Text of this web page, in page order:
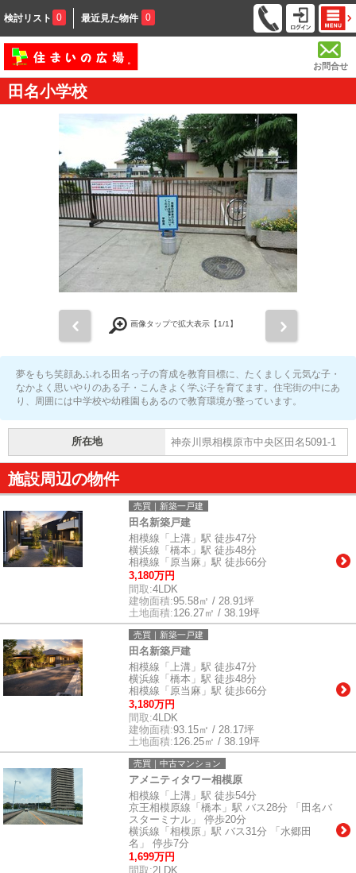
検討リスト 0 最近見た物件 0
お問合せ
田名小学校
画像タップで拡大表示【1/1】
夢をもち笑顔あふれる田名っ子の育成を教育目標に、たくましく元気な子・
なかよく思いやりのある子・こんきよく学ぶ子を育てます。住宅街の中にあ
り、周囲には中学校や幼稚園もあるので教育環境が整っています。
所在地 神奈川県相模原市中央区田名5091-1
施設周辺の物件
売買｜新築一戸建
田名新築戸建
相模線「上溝」駅 徒歩47分
横浜線「橋本」駅 徒歩48分
相模線「原当麻」駅 徒歩66分
3,180万円
間取:4LDK
建物面積:95.58㎡ / 28.91坪
土地面積:126.27㎡ / 38.19坪
売買｜新築一戸建
田名新築戸建
相模線「上溝」駅 徒歩47分
横浜線「橋本」駅 徒歩48分
相模線「原当麻」駅 徒歩66分
3,180万円
間取:4LDK
建物面積:93.15㎡ / 28.17坪
土地面積:126.25㎡ / 38.19坪
売買｜中古マンション
アメニティタワー相模原
相模線「上溝」駅 徒歩54分
京王相模原線「橋本」駅 バス28分 「田名バ
スターミナル」 停歩20分
横浜線「相模原」駅 バス31分 「水郷田
名」 停歩7分
1,699万円
間取:2LDK